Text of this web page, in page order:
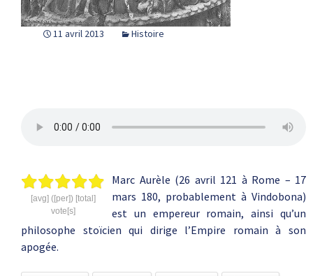
11 avril 2013 Histoire
[avg] ([per]) [total]
vote[s]
Marc Aurèle (26 avril 121 à Rome – 17
mars 180, probablement à Vindobona)
est un empereur romain, ainsi qu’un
philosophe stoïcien qui dirige l’Empire romain à son
apogée.